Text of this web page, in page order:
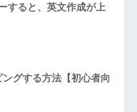
すると、英文作成が上
グする方法【初心者向